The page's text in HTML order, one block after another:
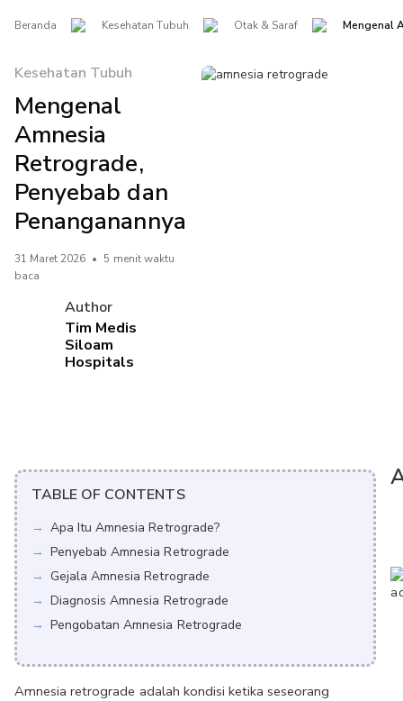
Beranda Kesehatan Tubuh Otak & Saraf Mengenal
Kesehatan Tubuh
Mengenal
Amnesia
Retrograde,
Penyebab dan
Penanganannya
31 Maret 2026 • 5 menit waktu
baca
Author
Tim Medis
Siloam
Hospitals
TABLE OF CONTENTS
Apa Itu Amnesia Retrograde?
Penyebab Amnesia Retrograde
Gejala Amnesia Retrograde
Diagnosis Amnesia Retrograde
Pengobatan Amnesia Retrograde
Amnesia retrograde adalah kondisi ketika seseorang